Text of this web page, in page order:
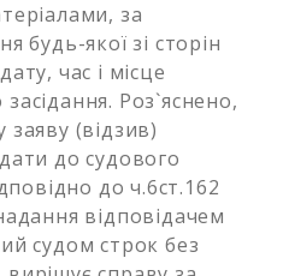
за
будь-якої зі сторін
час і місце
Роз`яснено,
(відзив)
до судового
до ч.6ст.162
відповідачем
судом строк без